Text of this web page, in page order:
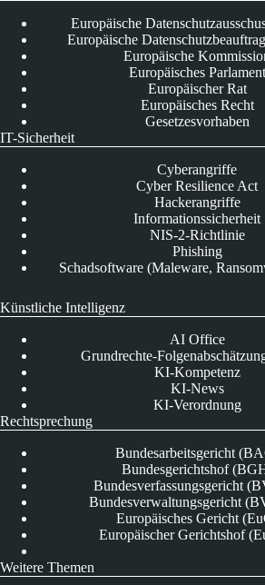
Europäische
Europäische
Europäische
Europäisches Parlament
Europäischer Rat
Europäisches Recht
Gesetzesvorhaben
IT-Sicherheit
Cyberangriffe
Cyber Resilience Act
Hackerangriffe
Informationssicherheit
NIS-2-Richtlinie
Phishing
Schadsoftware (Maleware,
Künstliche Intelligenz
AI Office
Grundrechte-
KI-Kompetenz
KI-News
KI-Verordnung
Rechtsprechung
Bundesarbeitsgericht
Bundesgerichtshof
Bundesverfassungsgericht
Bundesverwaltungsgericht
Europäisches Gericht
Europäischer Gerichtshof
Weitere Themen